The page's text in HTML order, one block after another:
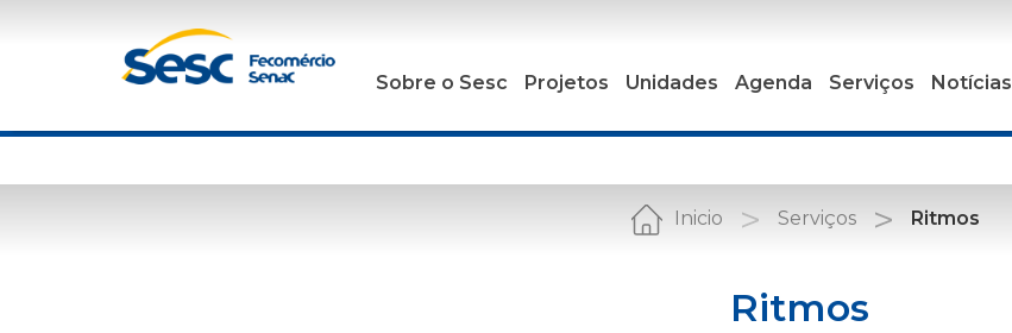
Sobre o Sesc Projetos Unidades Agenda Serviços Notícias
Inicio Serviços Ritmos
Ritmos